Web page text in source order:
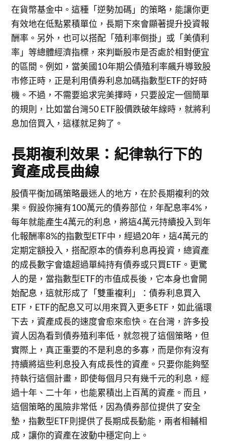
在貨幣基金中。這種「逆勢加碼」的策略，能讓你更
有效地在低點累積單位，長期下來會顯著提升投資報
酬率。另外，也可以搭配「殖利率倒掛」或「美債利
率」等總體經濟指標，來判斷股市是否處於相對便宜
的區間。例如，當美國10年期公債殖利率飆升導致股
市修正時，正是利用債券利息加碼指數型ETF的好時
機。不過，不需要追求完美擇時，只要設定一個簡單
的規則，比如當台灣50 ETF股價跌破年線時，就將利
息加倍買入，這樣就足夠了。
長期複利效果：紀律執行下的
資產成長曲線
股債平衡加碼策略最迷人的地方，在於長期複利的效
果。假設你擁有100萬元的債券部位，年配息率4%，
每年就能產生4萬元的利息，將這4萬元持續投入到年
化報酬率8%的指數型ETF中，經過20年，這4萬元的
定期定額投入，搭配原本的債券利息再投資，總資產
的成長數字會遠超過單純持有債券或只買ETF。更驚
人的是，當指數型ETF的市值成長後，它本身也會開
始配息，這就形成了「雙重複利」：債券利息買入
ETF，ETF的配息又可以用來買入更多ETF，如此循環
下去，資產成長的速度會愈來愈快。在台灣，許多投
資人因為看到債券殖利率低，就忽視了這個策略，但
實際上，真正重要的不是利息的多寡，而是你有沒有
持續將這些利息投入有成長性的資產。只要你能夠堅
持執行這個計畫，即使每個月只有幾千元的利息，經
過十年、二十年，也能累積出上百萬的資產。而且，
這個策略的風險非常低，因為債券部位提供了安全
墊，指數型ETF則提供了長期成長動能，兩者相輔相
成，讓你的資產在波動中穩定向上。